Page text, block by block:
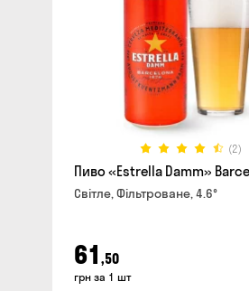
(2)
Пиво «Estrella Damm»
Світле, Фільтроване, 4.6°
61 ,50
грн за 1 шт